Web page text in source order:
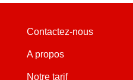
Contactez-nous
A propos
Notre tarif